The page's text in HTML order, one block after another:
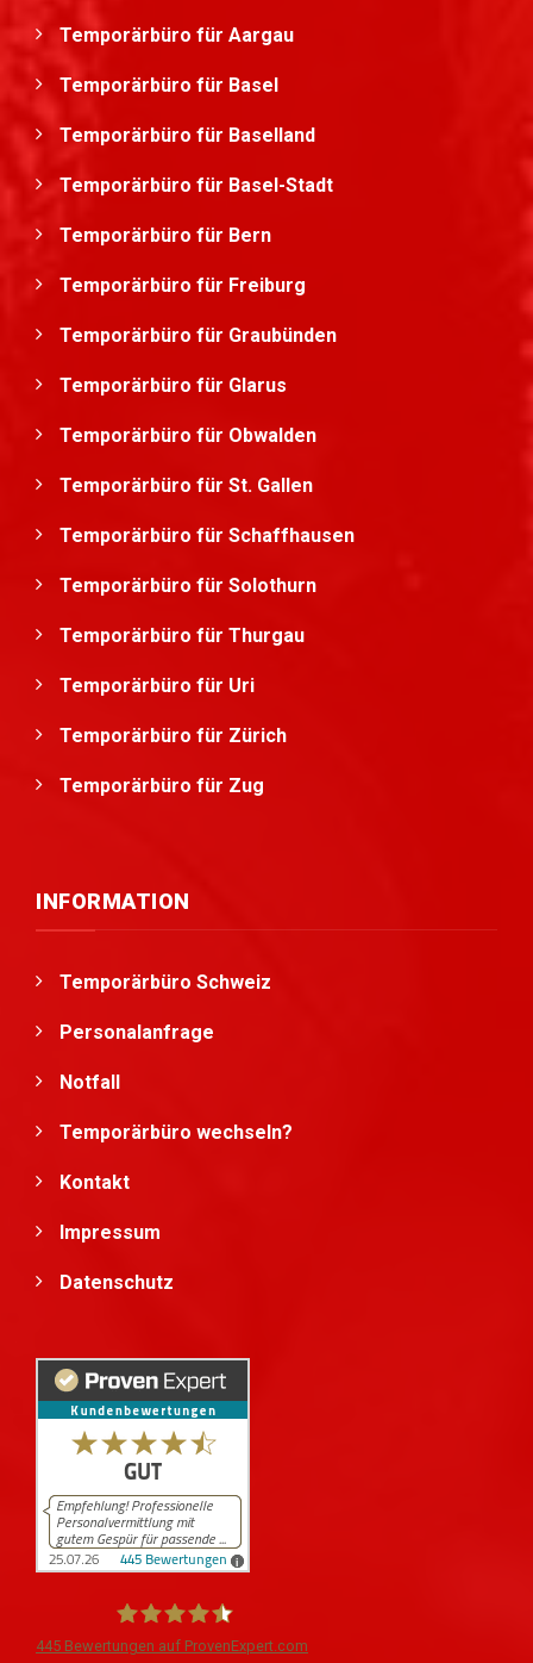
Temporärbüro für Aargau
Temporärbüro für Basel
Temporärbüro für Baselland
Temporärbüro für Basel-Stadt
Temporärbüro für Bern
Temporärbüro für Freiburg
Temporärbüro für Graubünden
Temporärbüro für Glarus
Temporärbüro für Obwalden
Temporärbüro für St. Gallen
Temporärbüro für Schaffhausen
Temporärbüro für Solothurn
Temporärbüro für Thurgau
Temporärbüro für Uri
Temporärbüro für Zürich
Temporärbüro für Zug
INFORMATION
Temporärbüro Schweiz
Personalanfrage
Notfall
Temporärbüro wechseln?
Kontakt
Impressum
Datenschutz
445 Bewertungen auf ProvenExpert.com